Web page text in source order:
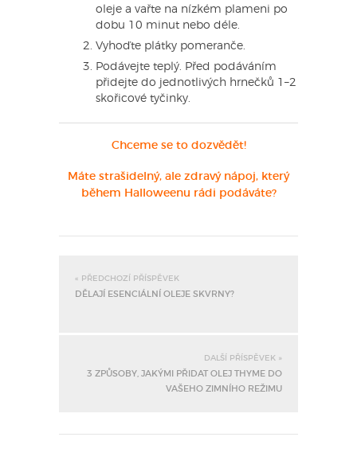
oleje a vařte na nízkém plameni po
dobu 10 minut nebo déle.
Vyhoďte plátky pomeranče.
Podávejte teplý. Před podáváním
přidejte do jednotlivých hrnečků 1–2
skořicové tyčinky.
Chceme se to dozvědět!
Máte strašidelný, ale zdravý nápoj, který
během Halloweenu rádi podáváte?
« PŘEDCHOZÍ PŘÍSPĚVEK
DĚLAJÍ ESENCIÁLNÍ OLEJE SKVRNY?
DALŠÍ PŘÍSPĚVEK »
3 ZPŮSOBY, JAKÝMI PŘIDAT OLEJ THYME DO
VAŠEHO ZIMNÍHO REŽIMU